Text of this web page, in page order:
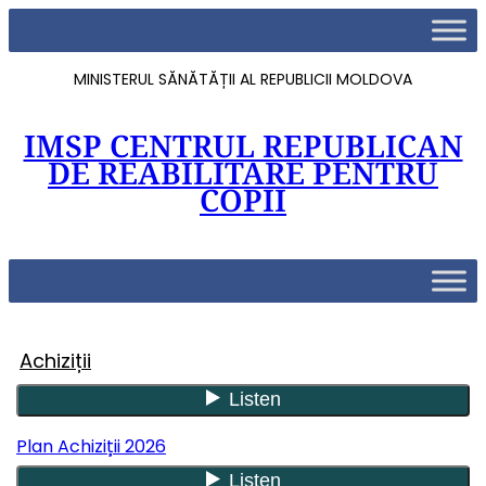
MINISTERUL SĂNĂTĂȚII AL REPUBLICII MOLDOVA
IMSP CENTRUL REPUBLICAN
DE REABILITARE PENTRU
COPII
Achiziții
Plan Achiziții 2026